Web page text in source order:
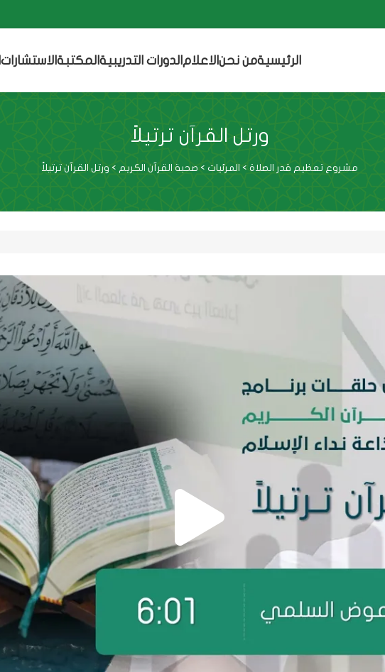
الرئيسيةمن نحن الاعلام الدورات التدريبية المكتبة الاستشارات
ورتل القرآن ترتيلاً
مشروع تعظيم قدر الصلاة > المرئيات > صحبة القرآن الكريم > ورتل القرآن ترتيلاً